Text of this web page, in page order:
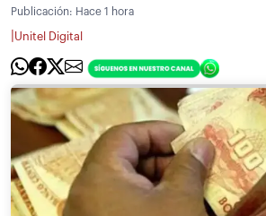
Publicación: Hace 1 hora
Unitel Digital